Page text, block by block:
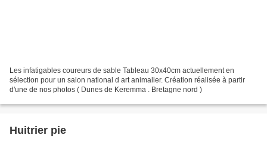
Les infatigables coureurs de sable Tableau 30x40cm actuellement en
sélection pour un salon national d art animalier. Création réalisée à partir
d'une de nos photos ( Dunes de Keremma . Bretagne nord )
Huitrier pie